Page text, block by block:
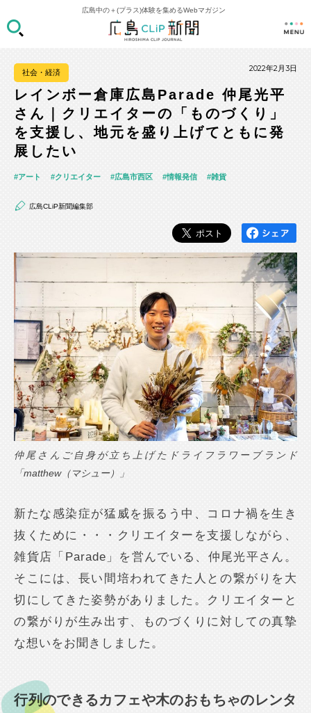
広島中の＋(プラス)体験を集めるWebマガジン
社会・経済 2022年2月3日
レインボー倉庫広島Parade 仲尾光平
さん｜クリエイターの「ものづくり」
を支援し、地元を盛り上げてともに発
展したい
アート クリエイター 広島市西区 情報発信 雑貨
広島CLiP新聞編集部
仲尾さんご自身が立ち上げたドライフラワーブランド
「matthew（マシュー）」
新たな感染症が猛威を振るう中、コロナ禍を生き
抜くために・・・クリエイターを支援しながら、
雑貨店「Parade」を営んでいる、仲尾光平さん。
そこには、長い間培われてきた人との繋がりを大
切にしてきた姿勢がありました。クリエイターと
の繋がりが生み出す、ものづくりに対しての真摯
な想いをお聞きしました。
行列のできるカフェや木のおもちゃのレンタ